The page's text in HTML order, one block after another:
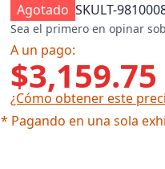
Agotado SKULT-
Sea el primero en opinar
A un pago:
$3,159.75
¿Cómo obtener este
* Pagando en una sola